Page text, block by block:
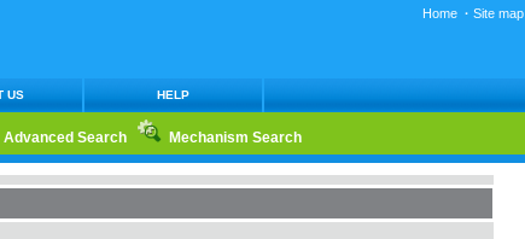
Home · Site map
US HELP
Advanced Search Mechanism Search